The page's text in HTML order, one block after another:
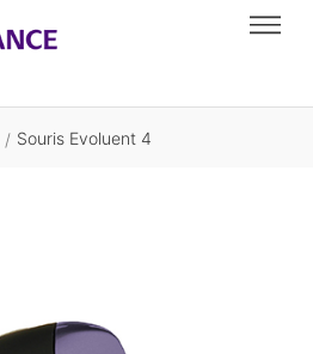
/ Souris Evoluent 4